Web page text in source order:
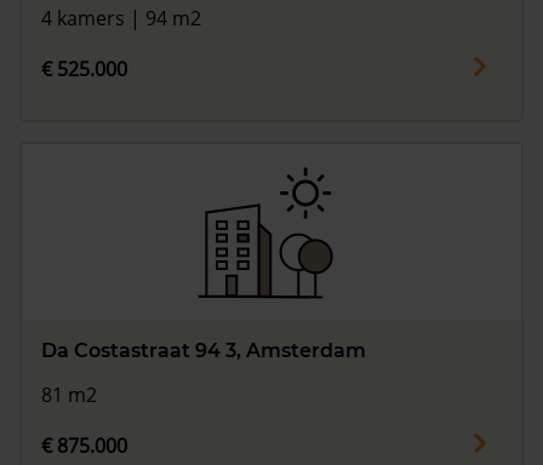
4 kamers | 94 m2
€ 525.000
Da Costastraat 94 3, Amsterdam
81 m2
€ 875.000